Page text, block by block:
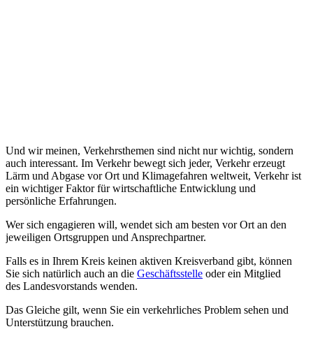
Und wir meinen, Verkehrsthemen sind nicht nur wichtig, sondern
auch interessant. Im Verkehr bewegt sich jeder, Verkehr erzeugt
Lärm und Abgase vor Ort und Klimagefahren weltweit, Verkehr ist
ein wichtiger Faktor für wirtschaftliche Entwicklung und
persönliche Erfahrungen.
Wer sich engagieren will, wendet sich am besten vor Ort an den
jeweiligen Ortsgruppen und Ansprechpartner.
Falls es in Ihrem Kreis keinen aktiven Kreisverband gibt, können
Sie sich natürlich auch an die Geschäftsstelle oder ein Mitglied
des Landesvorstands wenden.
Das Gleiche gilt, wenn Sie ein verkehrliches Problem sehen und
Unterstützung brauchen.